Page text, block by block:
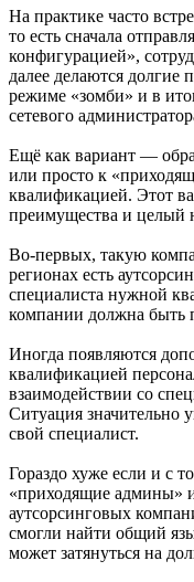
На практике часто
то есть сначала
конфигурацией»,
далее делаются долгие
режиме «зомби» и в
сетевого
Ещё как вариант —
или просто к
квалификацией. Этот
преимущества и целый
Во-первых, такую
регионах есть
специалиста нужной
компании должна быть
Иногда появляются
квалификацией
взаимодействии со
Ситуация значительно
свой специалист.
Гораздо хуже если и с
«приходящие админы»
аутсорсинговых
смогли найти общий
может затянуться на